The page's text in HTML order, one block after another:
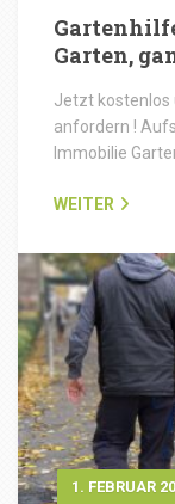
Garten,
Jetzt kostenlos
anfordern !
Immobilie
WEITER
1. FEBRUAR